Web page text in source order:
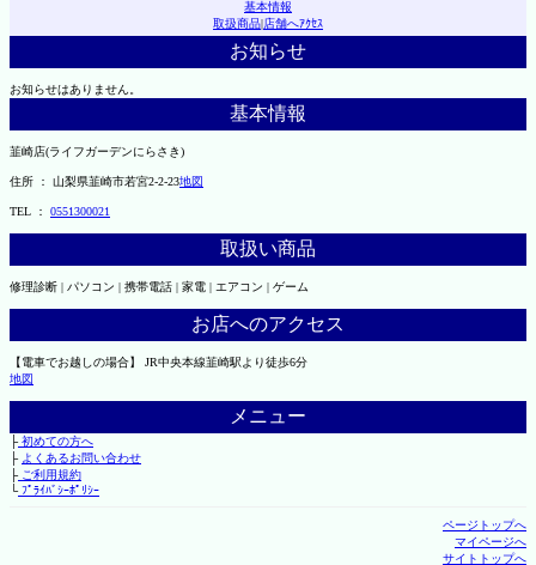
基本情報
取扱商品|店舗へｱｸｾｽ
お知らせ
お知らせはありません。
基本情報
韮崎店(ライフガーデンにらさき)
住所 ： 山梨県韮崎市若宮2-2-23地図
TEL ： 0551300021
取扱い商品
修理診断 | パソコン | 携帯電話 | 家電 | エアコン | ゲーム
お店へのアクセス
【電車でお越しの場合】 JR中央本線韮崎駅より徒歩6分
地図
メニュー
├初めての方へ
├ よくあるお問い合わせ
├ご利用規約
└ﾌﾟﾗｲﾊﾞｼｰﾎﾟﾘｼｰ
ページトップへ
マイページへ
サイトトップへ